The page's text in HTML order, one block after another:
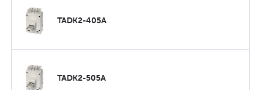
TADK2-405A
TADK2-505A